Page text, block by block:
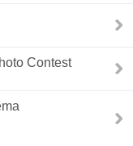
Contest